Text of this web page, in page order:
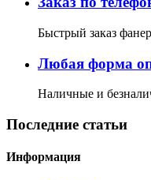
Быстрый заказ
Любая форма
Наличные и
Последние статьи
Информация